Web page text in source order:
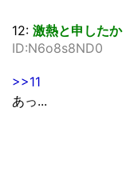
12: 激熱と申したか
ID:N6o8s8ND0
>>11
あっ...